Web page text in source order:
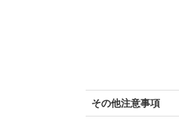
その他注意事項